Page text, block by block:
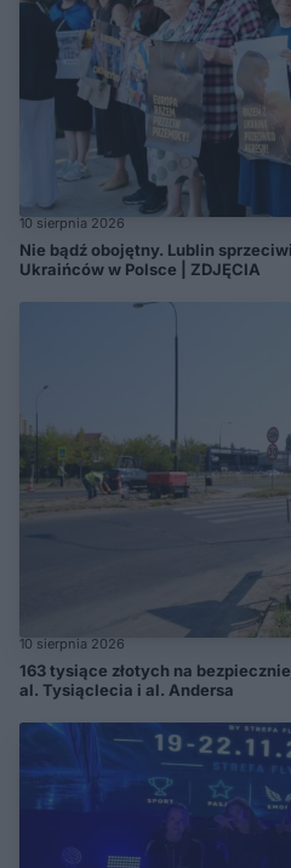
10 sierpnia 2026
Nie bądź obojętny. Lublin
Ukraińców w Polsce | ZDJĘCIA
10 sierpnia 2026
163 tysiące złotych na
al. Tysiąclecia i al. Andersa